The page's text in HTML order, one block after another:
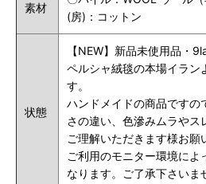
素材
(房)：コットン
状態
【NEW】新品未使用品・
ペルシャ絨毯の本場イラン
す。
ハンドメイドの商品ですの
さの違い、色滲みムラやス
ご理解いただきます様お願
ご利用のモニター環境に
なります。ご了承下さいま